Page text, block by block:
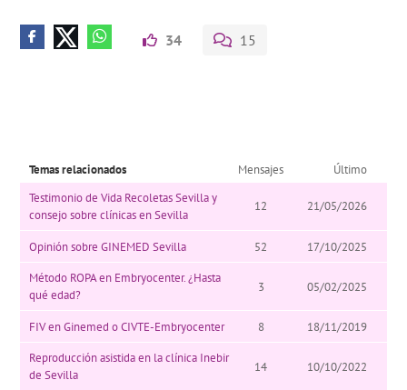
34 15
Temas relacionados Mensajes
Último
Testimonio de Vida Recoletas Sevilla y
consejo sobre clínicas en Sevilla
12 21/05/2026
Opinión sobre GINEMED Sevilla 52
17/10/2025
Método ROPA en Embryocenter. ¿Hasta
qué edad?
3 05/02/2025
FIV en Ginemed o CIVTE-Embryocenter 8
18/11/2019
Reproducción asistida en la clínica Inebir
de Sevilla
14 10/10/2022